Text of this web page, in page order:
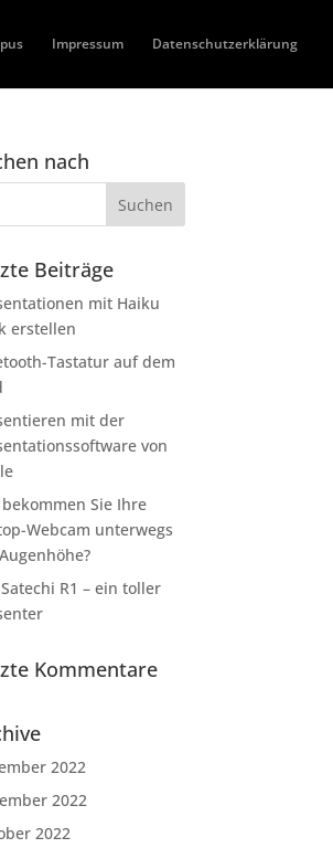
Impressum Datenschutzerklärung
nach
Beiträge
mit Haiku
erstellen
Tastatur auf dem
mit der
von
Sie Ihre
Webcam unterwegs
R1 – ein toller
Kommentare
2022
2022
2022